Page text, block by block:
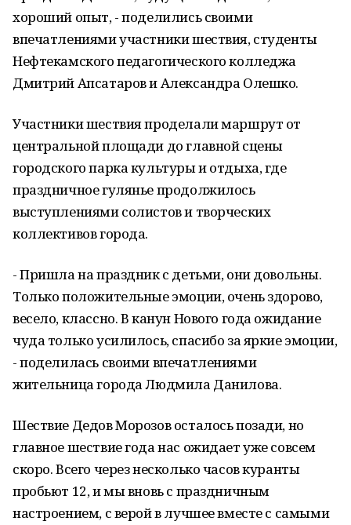
хороший опыт, - поделились своими
впечатлениями участники шествия, студенты
Нефтекамского педагогического колледжа
Дмитрий Апсатаров и Александра Олешко.
Участники шествия проделали маршрут от
центральной площади до главной сцены
городского парка культуры и отдыха, где
праздничное гулянье продолжилось
выступлениями солистов и творческих
коллективов города.
- Пришла на праздник с детьми, они довольны.
Только положительные эмоции, очень здорово,
весело, классно. В канун Нового года ожидание
чуда только усилилось, спасибо за яркие эмоции,
- поделилась своими впечатлениями
жительница города Людмила Данилова.
Шествие Дедов Морозов осталось позади, но
главное шествие года нас ожидает уже совсем
скоро. Всего через несколько часов куранты
пробьют 12, и мы вновь с праздничным
настроением, с верой в лучшее вместе с самыми